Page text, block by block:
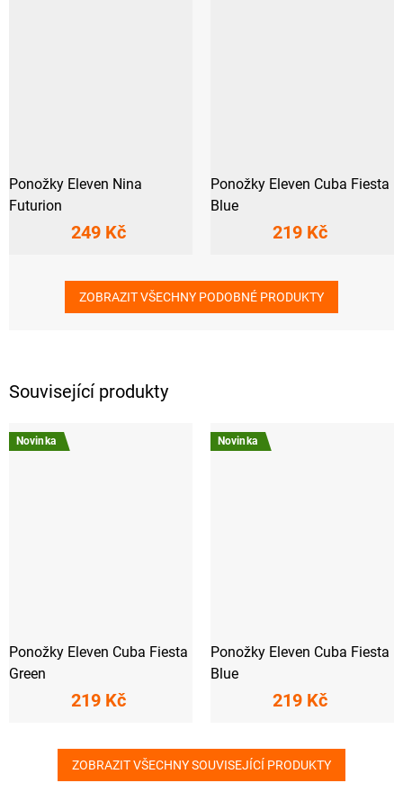
Související produkty
Novinka
Ponožky Eleven Cuba Fiesta
Green
219 Kč
Novinka
Ponožky Eleven Cuba Fiesta
Blue
219 Kč
ZOBRAZIT VŠECHNY SOUVISEJÍCÍ PRODUKTY
Ponožky Eleven Nina
Futurion
249 Kč
Ponožky Eleven Cuba Fiesta
Blue
219 Kč
ZOBRAZIT VŠECHNY PODOBNÉ PRODUKTY